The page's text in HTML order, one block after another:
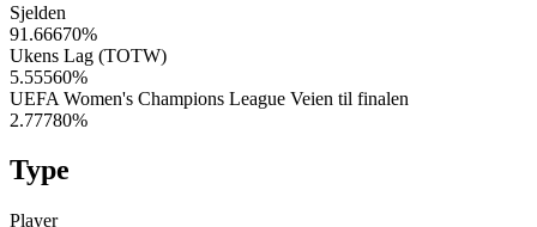
Sjelden
91.66670%
Ukens Lag (TOTW)
5.55560%
UEFA Women's Champions League Veien til finalen
2.77780%
Type
Player